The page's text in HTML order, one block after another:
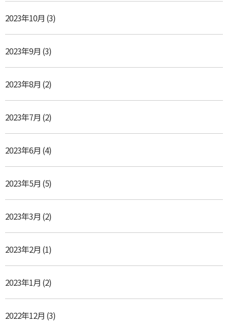
2023年10月 (3)
2023年9月 (3)
2023年8月 (2)
2023年7月 (2)
2023年6月 (4)
2023年5月 (5)
2023年3月 (2)
2023年2月 (1)
2023年1月 (2)
2022年12月 (3)